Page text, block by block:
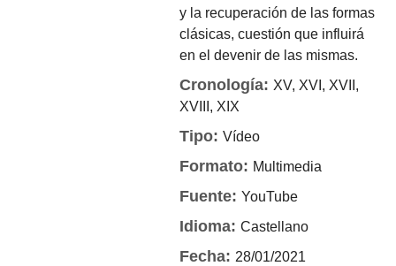
y la recuperación de las formas
clásicas, cuestión que influirá
en el devenir de las mismas.
Cronología:XV, XVI, XVII,
XVIII, XIX
Tipo:Vídeo
Formato: Multimedia
Fuente:YouTube
Idioma:Castellano
Fecha:28/01/2021